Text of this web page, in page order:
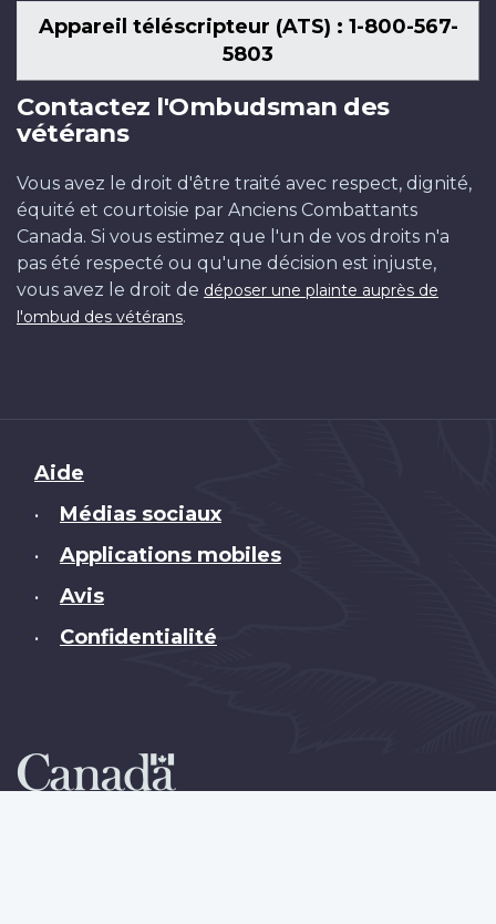
Appareil téléscripteur (ATS) : 1-800-567-
5803
Contactez l'Ombudsman des
vétérans
Vous avez le droit d'être traité avec respect, dignité,
équité et courtoisie par Anciens Combattants
Canada. Si vous estimez que l'un de vos droits n'a
pas été respecté ou qu'une décision est injuste,
vous avez le droit de déposer une plainte auprès de
l'ombud des vétérans.
Brand
Aide
• Médias sociaux
• Applications mobiles
• Avis
• Confidentialité